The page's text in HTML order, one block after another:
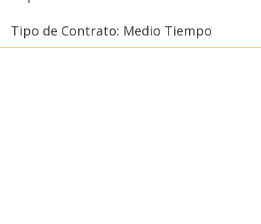
Tipo de Contrato: Medio Tiempo